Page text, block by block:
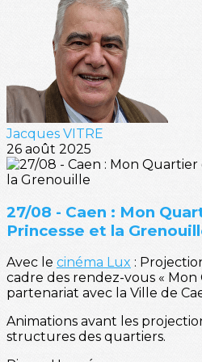
Jacques VITRE
26 août 2025
27/08 - Caen : Mon
Princesse et la
Avec le cinéma Lux :
cadre des rendez-vous « Mon
partenariat avec la Ville de
Animations avant les
structures des quartiers.